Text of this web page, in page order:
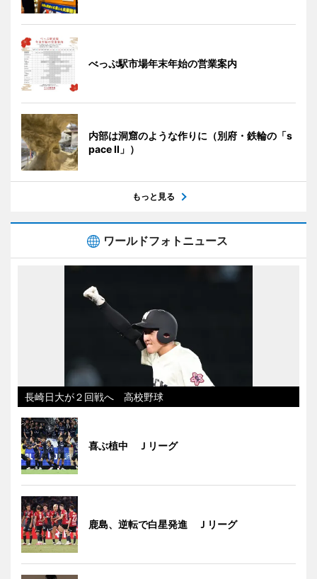
べっぷ駅市場年末年始の営業案内
内部は洞窟のような作りに（別府・鉄輪の「s
pace II」）
もっと見る
ワールドフォトニュース
長崎日大が２回戦へ 高校野球
喜ぶ植中 Ｊリーグ
鹿島、逆転で白星発進 Ｊリーグ